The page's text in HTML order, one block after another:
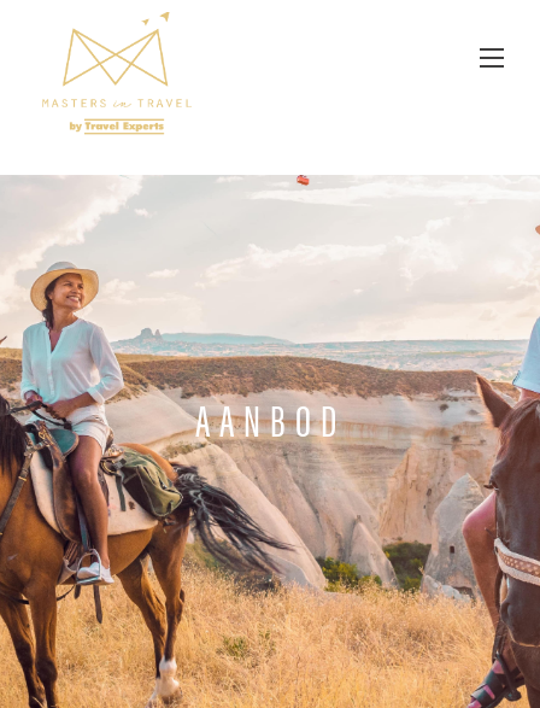
Overslaan en naar de inhoud gaan
AANBOD